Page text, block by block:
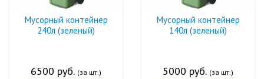
Мусорный контейнер
240л (зеленый)
6500 руб. (за шт.)
Мусорный контейнер
140л (зеленый)
5000 руб. (за шт.)